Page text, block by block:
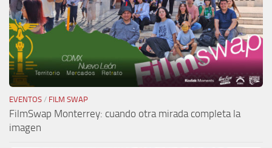
EVENTOS / FILM SWAP
FilmSwap Monterrey: cuando otra mirada completa la
imagen